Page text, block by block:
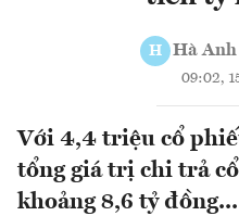
H Hà Anh
09:02,
Với 4,4 triệu cổ
tổng giá trị chi trả
khoảng 8,6 tỷ đồng...